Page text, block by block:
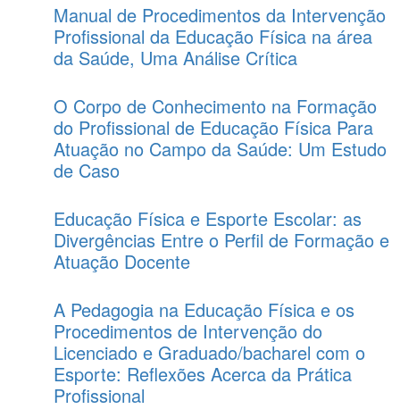
Manual de Procedimentos da Intervenção
Profissional da Educação Física na área
da Saúde, Uma Análise Crítica
O Corpo de Conhecimento na Formação
do Profissional de Educação Física Para
Atuação no Campo da Saúde: Um Estudo
de Caso
Educação Física e Esporte Escolar: as
Divergências Entre o Perfil de Formação e
Atuação Docente
A Pedagogia na Educação Física e os
Procedimentos de Intervenção do
Licenciado e Graduado/bacharel com o
Esporte: Reflexões Acerca da Prática
Profissional